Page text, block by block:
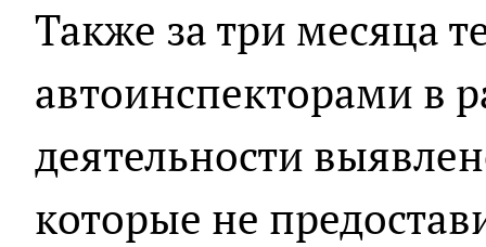
Также за три месяца
автоинспекторами в
деятельности
которые не